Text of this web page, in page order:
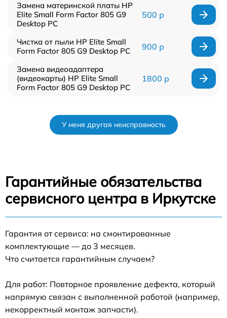
Замена материнской платы HP
Elite Small Form Factor 805 G9
Desktop PC
500 р
Чистка от пыли HP Elite Small
Form Factor 805 G9 Desktop PC
900 р
Замена видеоадаптера
(видеокарты) HP Elite Small
Form Factor 805 G9 Desktop PC
1800 р
У меня другая неисправность
Гарантийные обязательства
сервисного центра в Иркутске
Гарантия от сервиса: на смонтированные
комплектующие — до 3 месяцев.
Что считается гарантийным случаем?
Для работ: Повторное проявление дефекта, который
напрямую связан с выполненной работой (например,
некорректный монтаж запчасти).